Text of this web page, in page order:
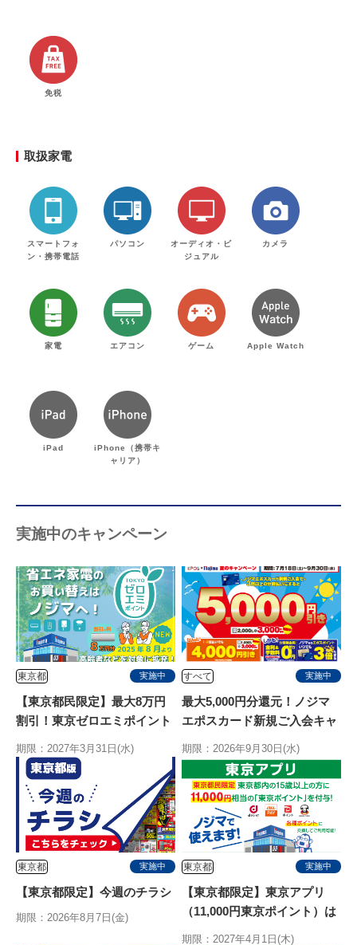
免税
取扱家電
スマートフォ
ン・携帯電話
パソコン
オーディオ・ビ
ジュアル
カメラ
家電 エアコン ゲーム Apple Watch
iPad
iPhone（携帯キ
ャリア）
実施中のキャンペーン
東京都 実施中
【東京都民限定】最大8万円
割引！東京ゼロエミポイント
始！
期限：2027年3月31日(水)
すべて 実施中
最大5,000円分還元！ノジマ
エポスカード新規ご入会キャ
期限：2026年9月30日(水)
東京都 実施中
【東京都限定】今週のチラシ
期限：2026年8月7日(金)
東京都 実施中
【東京都限定】東京アプリ
（11,000円東京ポイント）は
期限：2027年4月1日(木)